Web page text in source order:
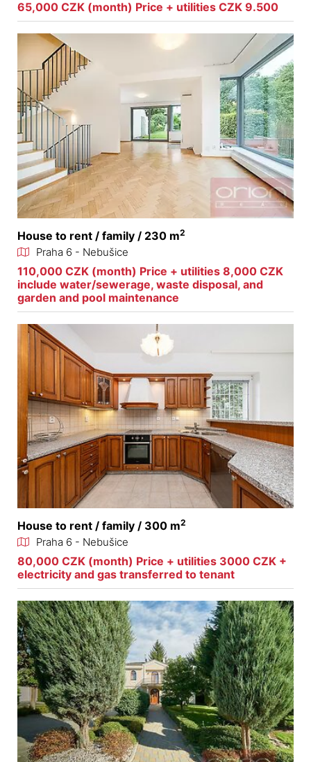
65,000 CZK (month) Price + utilities CZK 9.500
House to rent / family / 230 m2
Praha 6 - Nebušice
110,000 CZK (month) Price + utilities 8,000 CZK
include water/sewerage, waste disposal, and
garden and pool maintenance
House to rent / family / 300 m2
Praha 6 - Nebušice
80,000 CZK (month) Price + utilities 3000 CZK +
electricity and gas transferred to tenant